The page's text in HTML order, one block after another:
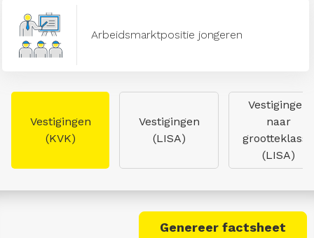
Arbeidsmarktpositie jongeren
Vestigingen
(KVK)
Vestigingen
(LISA)
Vestigingen
naar
grootteklasse
(LISA)
Genereer factsheet